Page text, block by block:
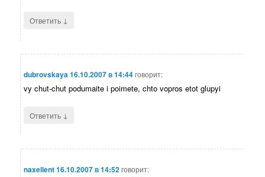
Ответить ↓
dubrovskaya16.10.2007 в 14:44говорит:
vy chut-chut podumaite i poimete, chto vopros etot glupyi
Ответить ↓
naxellent16.10.2007 в 14:52говорит: